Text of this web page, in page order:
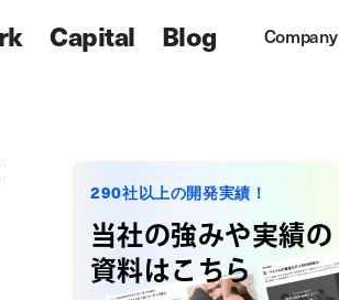
Capital Blog Company
290社以上の開発実績！
当社の強みや実績の
資料はこちら